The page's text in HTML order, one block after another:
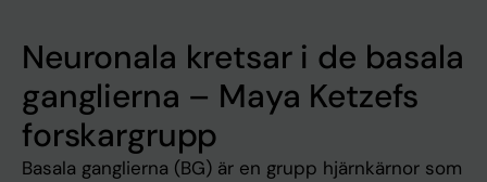
Neuronala kretsar i de basala
ganglierna – Maya Ketzefs
forskargrupp
Basala ganglierna (BG) är en grupp hjärnkärnor som